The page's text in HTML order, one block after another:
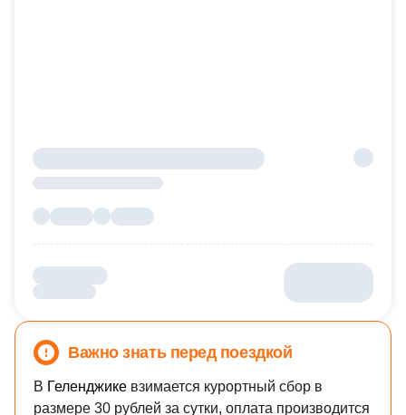
Важно знать перед поездкой
В Геленджике взимается курортный сбор в
размере 30 рублей за сутки, оплата производится